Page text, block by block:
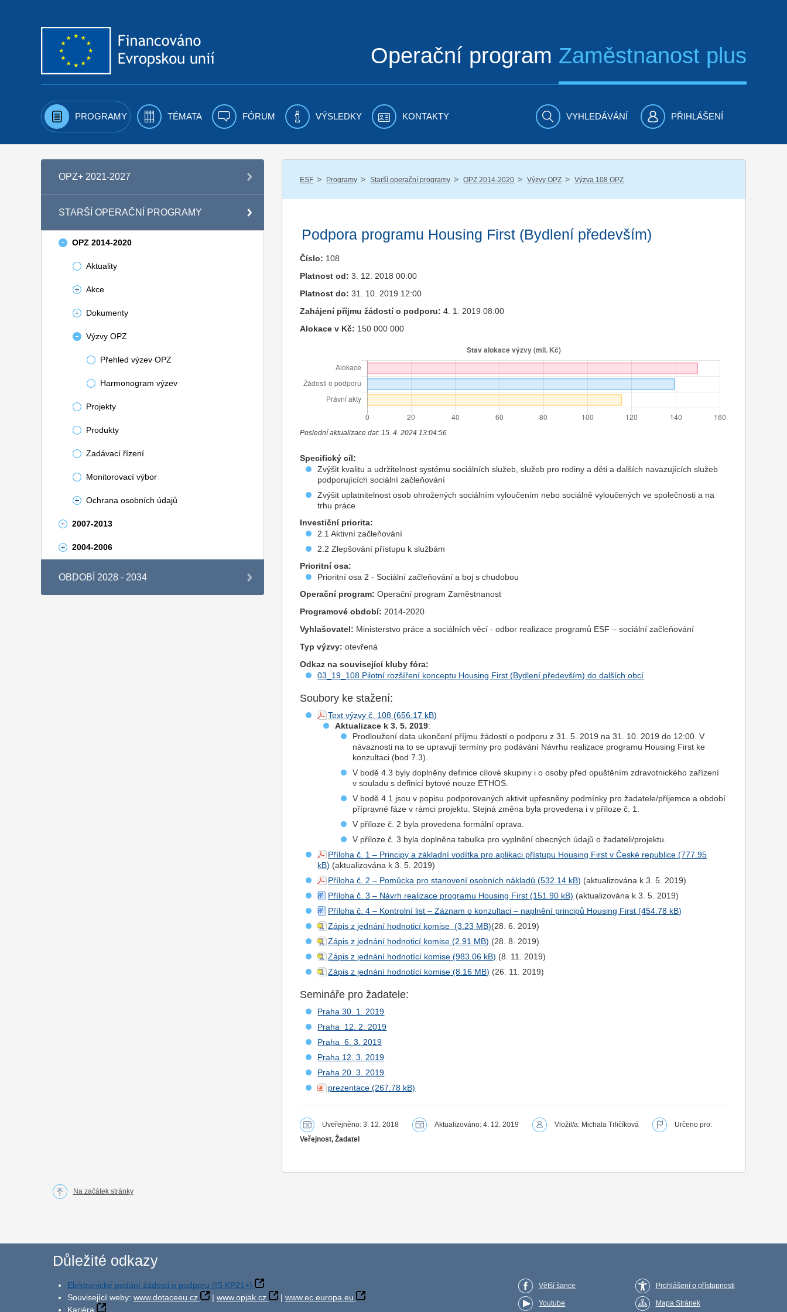
Operační program Zaměstnanost plus
PROGRAMY TÉMATA FÓRUM VÝSLEDKY KONTAKTY VYHLEDÁVÁNÍ PŘIHLÁŠENÍ
OPZ+ 2021-2027
STARŠÍ OPERAČNÍ PROGRAMY
OPZ 2014-2020
Aktuality
Akce
Dokumenty
Výzvy OPZ
Přehled výzev OPZ
Harmonogram výzev
Projekty
Produkty
Zadávací řízení
Monitorovací výbor
Ochrana osobních údajů
2007-2013
2004-2006
OBDOBÍ 2028 - 2034
ESF / Programy / Starší operační programy / OPZ 2014-2020 / Výzvy OPZ / Výzva 108 OPZ
Podpora programu Housing First (Bydlení především)
Číslo: 108
Platnost od: 3. 12. 2018 00:00
Platnost do: 31. 10. 2019 12:00
Zahájení příjmu žádostí o podporu: 4. 1. 2019 08:00
Alokace v Kč: 150 000 000
Poslední aktualizace dat: 15. 4. 2024 13:04:56
Specifický cíl:
Zvýšit kvalitu a udržitelnost systému sociálních služeb, služeb pro rodiny a děti a dalších navazujících služeb
podporujících sociální začleňování
Zvýšit uplatnitelnost osob ohrožených sociálním vyloučením nebo sociálně vyloučených ve společnosti a na
trhu práce
Investiční priorita:
2.1 Aktivní začleňování
2.2 Zlepšování přístupu k službám
Prioritní osa:
Prioritní osa 2 - Sociální začleňování a boj s chudobou
Operační program: Operační program Zaměstnanost
Programové období: 2014-2020
Vyhlašovatel: Ministerstvo práce a sociálních věcí - odbor realizace programů ESF – sociální začleňování
Typ výzvy: otevřená
Odkaz na související kluby fóra:
03_19_108 Pilotní rozšíření konceptu Housing First (Bydlení především) do dalších obcí
Soubory ke stažení:
Text výzvy č. 108
Aktualizace k 3. 5. 2019:
Prodloužení data ukončení příjmu žádostí o podporu z 31. 5. 2019 na 31. 10. 2019 do 12:00. V
návaznosti na to se upravují termíny pro podávání Návrhu realizace programu Housing First ke
konzultaci (bod 7.3).
V bodě 4.3 byly doplněny definice cílové skupiny i o osoby před opuštěním zdravotnického zařízení
v souladu s definicí bytové nouze ETHOS.
V bodě 4.1 jsou v popisu podporovaných aktivit upřesněny podmínky pro žadatele/příjemce a období
přípravné fáze v rámci projektu. Stejná změna byla provedena i v příloze č. 1.
V příloze č. 2 byla provedena formální oprava.
V příloze č. 3 byla doplněna tabulka pro vyplnění obecných údajů o žadateli/projektu.
Příloha č. 1 – Principy a základní vodítka pro aplikaci přístupu Housing First v České republice
(aktualizována k 3. 5. 2019)
Příloha č. 2 – Pomůcka pro stanovení osobních nákladů
(aktualizována k 3. 5. 2019)
Příloha č. 3 – Návrh realizace programu Housing First
(aktualizována k 3. 5. 2019)
Příloha č. 4 – Kontrolní list – Záznam o konzultaci – naplnění principů Housing First
Zápis z jednání hodnoticí komise
(28. 6. 2019)
Zápis z jednání hodnoticí komise
(28. 8. 2019)
Zápis z jednání hodnotící komise
(8. 11. 2019)
Zápis z jednání hodnotící komise
(26. 11. 2019)
Semináře pro žadatele:
Praha 30. 1. 2019
Praha 12. 2. 2019
Praha 6. 3. 2019
Praha 12. 3. 2019
Praha 20. 3. 2019
prezentace
Uveřejněno: 3. 12. 2018 Aktualizováno: 4. 12. 2019 Vložil/a: Michala Trličíková
Určeno pro:
Veřejnost, Žadatel
Na začátek stránky
Důležité odkazy
Elektronické podání žádosti o podporu (IS KP21+)
Související weby: www.dotaceeu.cz | www.opjak.cz | www.ec.europa.eu
Kariéra
Větší šance
Youtube
Prohlášení o přístupnosti
Mapa Stránek